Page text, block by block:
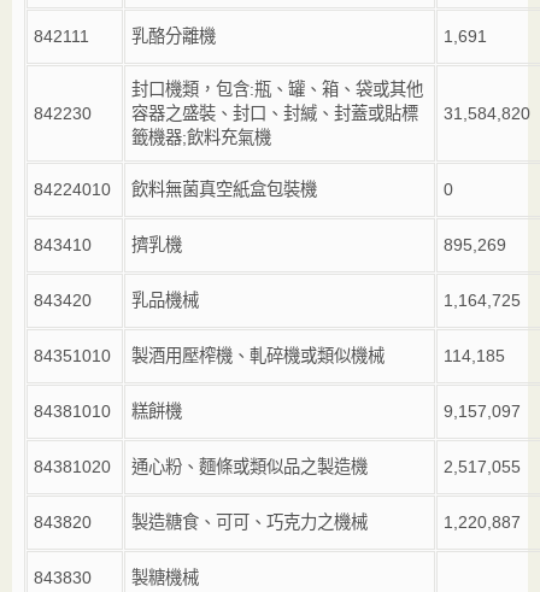
842111 乳酪分離機 1,691
842230
封口機類，包含:瓶、罐、箱、袋或其他
容器之盛裝、封口、封緘、封蓋或貼標
籤機器;飲料充氣機
31,584,820
84224010 飲料無菌真空紙盒包裝機 0
843410 擠乳機 895,269
843420 乳品機械 1,164,725
84351010 製酒用壓榨機、軋碎機或類似機械 114,185
84381010 糕餅機 9,157,097
84381020 通心粉、麵條或類似品之製造機 2,517,055
843820 製造糖食、可可、巧克力之機械 1,220,887
843830 製糖機械